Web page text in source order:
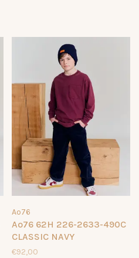
Ao76
Ao76 62H 226-2633-490C
CLASSIC NAVY
€92,00